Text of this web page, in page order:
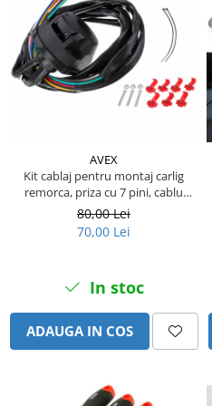
Fulie
Pistoane
Turbosuflanta
Diverse piese motor
Furtune si conducte
Vibrochen - ax came - arbore cotit
Camasa piston
Segmenti motor
Senzori de presiune ulei
Vaporizatoare
Radiatoare AC
Discuri de frana
Piese Iveco
Piese Nifty Lift
Piese Grove
Piese Atlas Copco
Piese Hitachi
Piese Vermeer
Piese Socage
Piese Kaeser
Piese Wacker Neuson
Piese Mc Cormick
AVEX
Kit cablaj pentru montaj carlig
remorca, priza cu 7 pini, cablu
1,5m
80,00 Lei
70,00 Lei
In stoc
ADAUGA IN COS